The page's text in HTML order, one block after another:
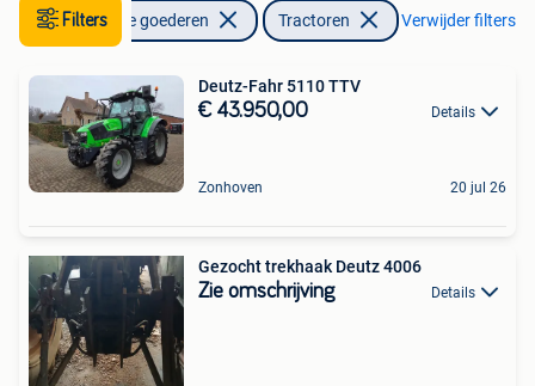
Filters
Zakelijke goederen Tractoren Verwijder filters
Deutz-Fahr 5110 TTV
€ 43.950,00 Details
Zonhoven 20 jul 26
Gezocht trekhaak Deutz 4006
Zie omschrijving Details